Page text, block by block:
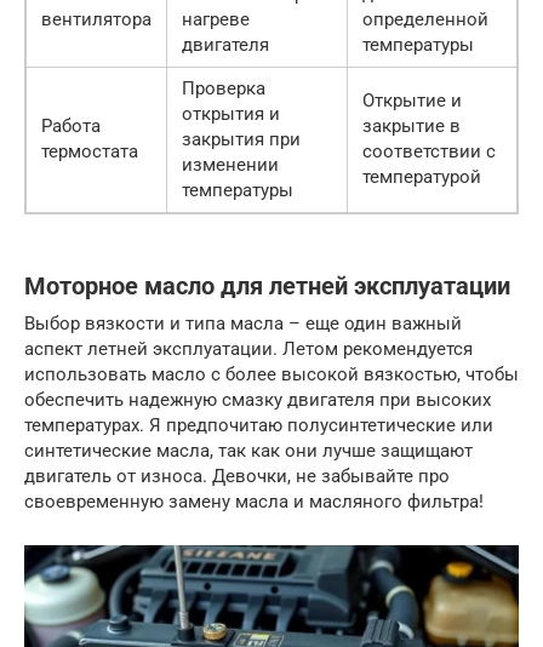
вентилятора
нагреве
двигателя
определенной
температуры
Работа
термостата
Проверка
открытия и
закрытия при
изменении
температуры
Открытие и
закрытие в
соответствии с
температурой
Моторное масло для летней эксплуатации
Выбор вязкости и типа масла – еще один важный
аспект летней эксплуатации. Летом рекомендуется
использовать масло с более высокой вязкостью, чтобы
обеспечить надежную смазку двигателя при высоких
температурах. Я предпочитаю полусинтетические или
синтетические масла, так как они лучше защищают
двигатель от износа. Девочки, не забывайте про
своевременную замену масла и масляного фильтра!